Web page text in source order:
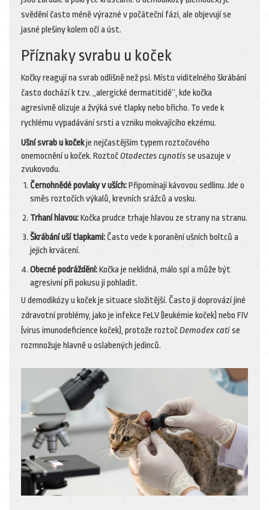
svědění často méně výrazné v počáteční fázi, ale objevují se
jasné plešiny kolem očí a úst.
Příznaky svrabu u koček
Kočky reagují na svrab odlišně než psi. Místo viditelného škrábání
často dochází k tzv. „alergické dermatitidě“, kde kočka
agresivně olizuje a žvýká své tlapky nebo břicho. To vede k
rychlému vypadávání srsti a vzniku mokvajícího ekzému.
Ušní svrab u kočekje nejčastějším typem roztočového
onemocnění u koček. Roztoč Otodectes cynotisse usazuje v
zvukovodu.
Černohnědé povlaky v uších:Připomínají kávovou sedlinu. Jde o
směs roztočích výkalů, krevních srážců a vosku.
Trhaní hlavou:Kočka prudce trhaje hlavou ze strany na stranu.
Škrábání uší tlapkami: Často vede k poranění ušních boltců a
jejich krvácení.
Obecné podráždění:Kočka je neklidná, málo spí a může být
agresivní při pokusu ji pohladit.
U demodikózy u koček je situace složitější. Často ji doprovází jiné
zdravotní problémy, jako je infekce FeLV (leukémie koček) nebo FIV
(virus imunodeficience koček), protože roztočDemodex catise
rozmnožuje hlavně u oslabených jedinců.